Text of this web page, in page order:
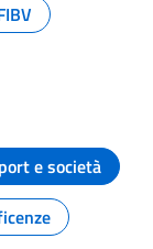
e società